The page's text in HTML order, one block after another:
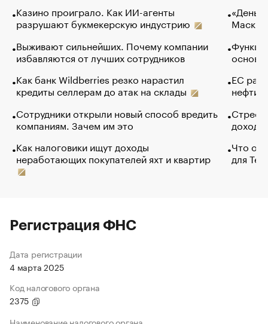
Казино проиграло. Как ИИ-агенты
разрушают букмекерскую индустрию
Выживают сильнейших. Почему компании
избавляются от лучших сотрудников
Как банк Wildberries резко нарастил
кредиты селлерам до атак на склады
Сотрудники открыли новый способ вредить
компаниям. Зачем им это
Как налоговики ищут доходы
неработающих покупателей яхт и квартир
Маск в
основ
ЕС
нефти
Что
для
Регистрация ФНС
Дата регистрации
4 марта 2025
Код налогового органа
2375